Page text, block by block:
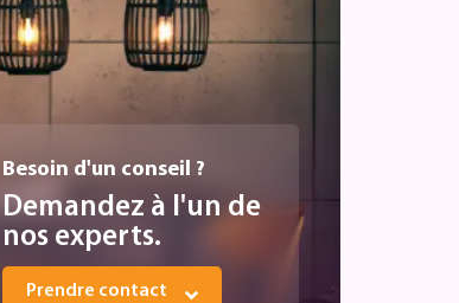
Besoin d'un conseil ?
Demandez à l'un de
nos experts.
Prendre contact